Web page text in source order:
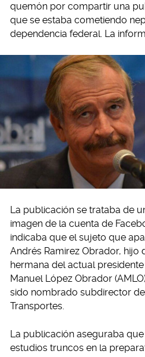
quemón por compartir una
que se estaba cometiendo
dependencia federal. La
La publicación se trataba de
imagen de la cuenta de
indicaba que el sujeto que
Andrés Ramirez Obrador, hijo
hermana del actual
Manuel López Obrador
sido nombrado subdirector
Transportes.
La publicación aseguraba
estudios truncos en la